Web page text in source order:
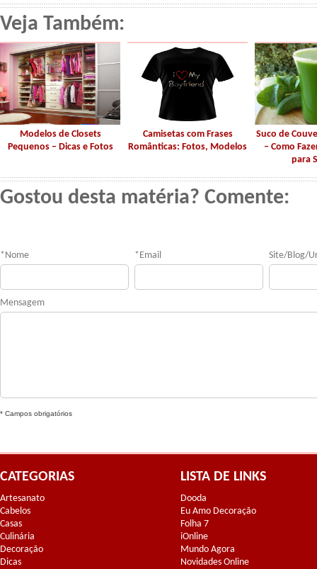
Veja Também:
Modelos de Closets
Pequenos – Dicas e Fotos
Camisetas com Frases
Românticas: Fotos, Modelos
Suco de
– Como
para
Gostou desta matéria? Comente:
* Nome * Email Site/Blog/
Mensagem
* Campos obrigatórios
CATEGORIAS
Artesanato
Cabelos
Casas
Culinária
Decoração
Dicas
LISTA DE LINKS
Dooda
Eu Amo Decoração
Folha 7
iOnline
Mundo Agora
Novidades Online